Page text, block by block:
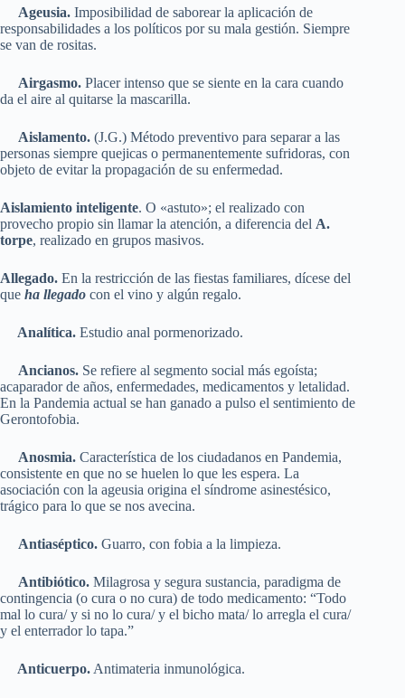
Ageusia. Imposibilidad de saborear la aplicación de
responsabilidades a los políticos por su mala gestión. Siempre
se van de rositas.
Airgasmo. Placer intenso que se siente en la cara cuando
da el aire al quitarse la mascarilla.
Aislamento. (J.G.) Método preventivo para separar a las
personas siempre quejicas o permanentemente sufridoras, con
objeto de evitar la propagación de su enfermedad.
Aislamiento inteligente. O «astuto»; el realizado con
provecho propio sin llamar la atención, a diferencia del A.
torpe, realizado en grupos masivos.
Allegado. En la restricción de las fiestas familiares, dícese del
que ha llegado con el vino y algún regalo.
Analítica. Estudio anal pormenorizado.
Ancianos. Se refiere al segmento social más egoísta;
acaparador de años, enfermedades, medicamentos y letalidad.
En la Pandemia actual se han ganado a pulso el sentimiento de
Gerontofobia.
Anosmia. Característica de los ciudadanos en Pandemia,
consistente en que no se huelen lo que les espera. La
asociación con la ageusia origina el síndrome asinestésico,
trágico para lo que se nos avecina.
Antiaséptico. Guarro, con fobia a la limpieza.
Antibiótico. Milagrosa y segura sustancia, paradigma de
contingencia (o cura o no cura) de todo medicamento: “Todo
mal lo cura/ y si no lo cura/ y el bicho mata/ lo arregla el cura/
y el enterrador lo tapa.”
Anticuerpo. Antimateria inmunológica.